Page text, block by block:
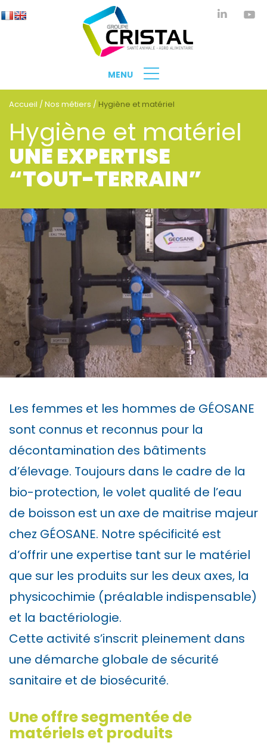
MENU
Accueil /Nos métiers / Hygiène et matériel
Hygiène et matériel
UNE EXPERTISE
“TOUT-TERRAIN”
Les femmes et les hommes de GÉOSANE
sont connus et reconnus pour la
décontamination des bâtiments
d’élevage. Toujours dans le cadre de la
bio-protection, le volet qualité de l’eau
de boisson est un axe de maitrise majeur
chez GÉOSANE. Notre spécificité est
d’offrir une expertise tant sur le matériel
que sur les produits sur les deux axes, la
physicochimie (préalable indispensable)
et la bactériologie.
Cette activité s’inscrit pleinement dans
une démarche globale de sécurité
sanitaire et de biosécurité.
Une offre segmentée de
matériels et produits